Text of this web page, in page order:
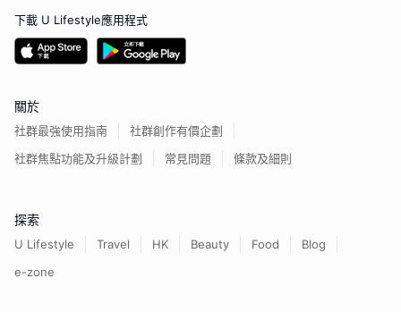
下載 U Lifestyle應用程式
關於
社群最強使用指南
社群創作有價企劃
社群焦點功能及升級計劃
常見問題 條款及細則
探索
U Lifestyle Travel HK Beauty Food
Blog
e-zone